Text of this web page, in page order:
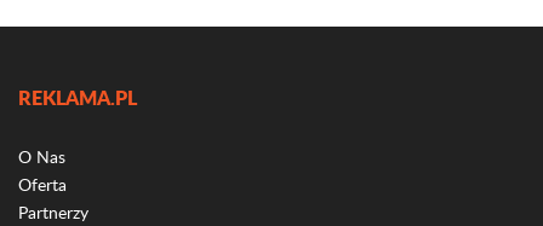
REKLAMA.PL
O Nas
Oferta
Partnerzy